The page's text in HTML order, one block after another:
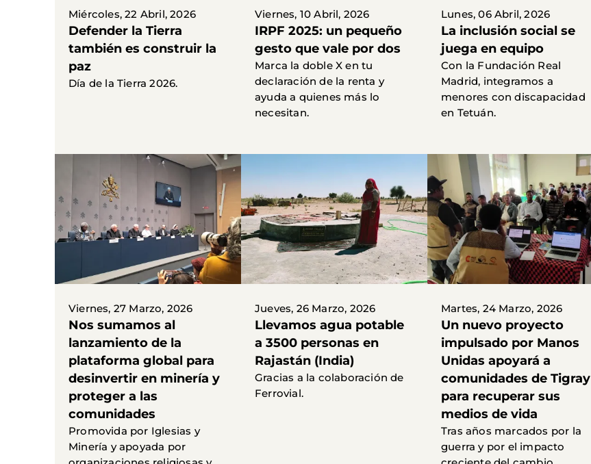
Miércoles, 22 Abril, 2026
Defender la Tierra
también es construir la
paz
Día de la Tierra 2026.
Viernes, 10 Abril, 2026
IRPF 2025: un pequeño
gesto que vale por dos
Marca la doble X en tu
declaración de la renta y
ayuda a quienes más lo
necesitan.
Lunes, 06 Abril, 2026
La inclusión social se
juega en equipo
Con la Fundación Real
Madrid, integramos a
menores con discapacidad
en Tetuán.
Viernes, 27 Marzo, 2026
Nos sumamos al
lanzamiento de la
plataforma global para
desinvertir en minería y
proteger a las
comunidades
Promovida por Iglesias y
Minería y apoyada por
Jueves, 26 Marzo, 2026
Llevamos agua potable
a 3500 personas en
Rajastán (India)
Gracias a la colaboración de
Ferrovial.
Martes, 24 Marzo, 2026
Un nuevo proyecto
impulsado por Manos
Unidas apoyará a
comunidades de Tigray
para recuperar sus
medios de vida
Tras años marcados por la
guerra y por el impacto